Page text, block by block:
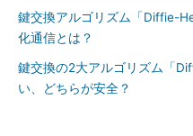
鍵交換アルゴリズム「Diffie-
化通信とは？
鍵交換の2大アルゴリズム「
い、どちらが安全？